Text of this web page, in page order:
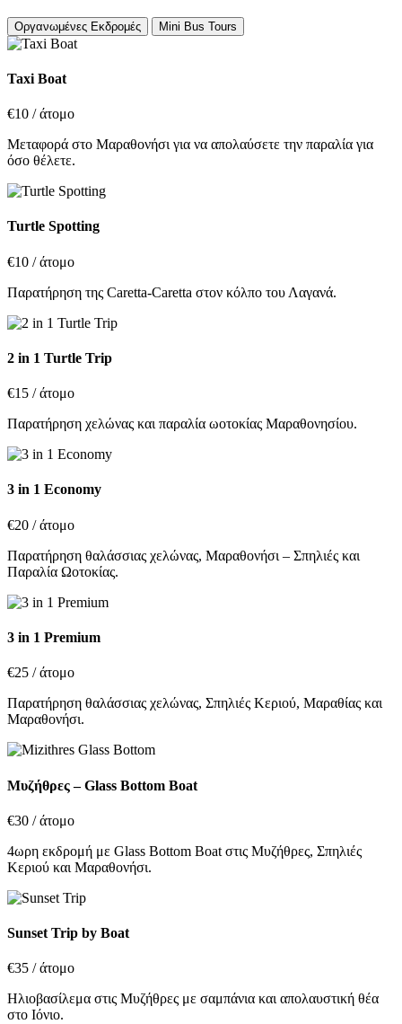
Οργανωμένες Εκδρομές Mini Bus Tours
Taxi Boat
€10 / άτομο
Μεταφορά στο Μαραθονήσι για να απολαύσετε την παραλία για
όσο θέλετε.
Turtle Spotting
€10 / άτομο
Παρατήρηση της Caretta-Caretta στον κόλπο του Λαγανά.
2 in 1 Turtle Trip
€15 / άτομο
Παρατήρηση χελώνας και παραλία ωοτοκίας Μαραθονησίου.
3 in 1 Economy
€20 / άτομο
Παρατήρηση θαλάσσιας χελώνας, Μαραθονήσι – Σπηλιές και
Παραλία Ωοτοκίας.
3 in 1 Premium
€25 / άτομο
Παρατήρηση θαλάσσιας χελώνας, Σπηλιές Κεριού, Μαραθίας και
Μαραθονήσι.
Μυζήθρες – Glass Bottom Boat
€30 / άτομο
4ωρη εκδρομή με Glass Bottom Boat στις Μυζήθρες, Σπηλιές
Κεριού και Μαραθονήσι.
Sunset Trip by Boat
€35 / άτομο
Ηλιοβασίλεμα στις Μυζήθρες με σαμπάνια και απολαυστική θέα
στο Ιόνιο.